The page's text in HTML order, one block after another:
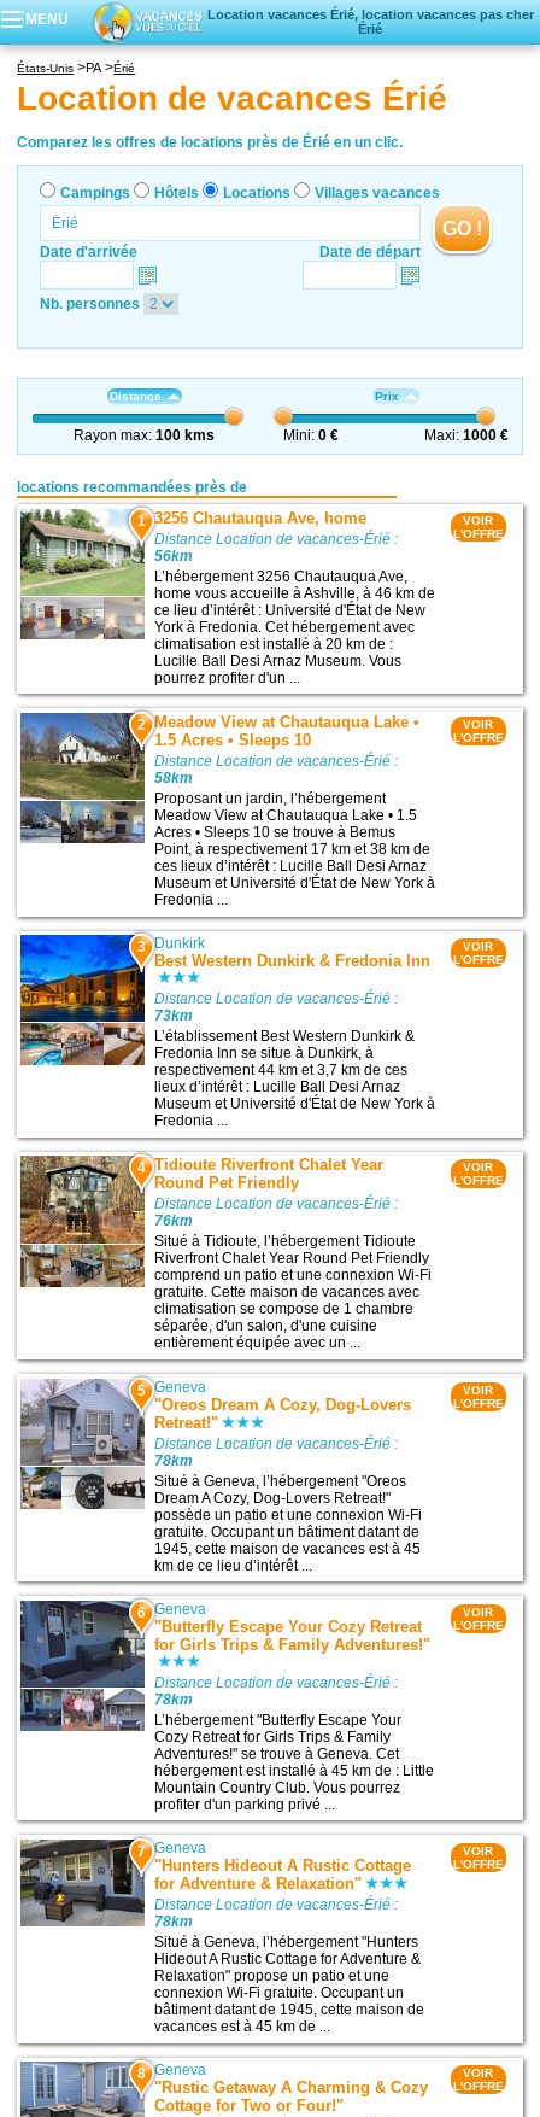
MENU
Location vacances Érié, location vacances pas cher
Érié
Locations vacances
Villages vacances
États-Unis PA Érié
Location de vacances Érié
Comparez les offres de locations près de Érié en un clic.
Campings Hôtels Locations Villages vacances
Date d'arrivée Date de départ
GO !
Nb. personnes
Distance
Rayon max:100 kms
Prix
Mini:0 € Maxi: 1000 €
locations recommandées près de
1 3256 Chautauqua Ave, home
Distance Location de vacances-Érié :
56km
L’hébergement 3256 Chautauqua Ave,
home vous accueille à Ashville, à 46 km de
ce lieu d’intérêt : Université d'État de New
York à Fredonia. Cet hébergement avec
climatisation est installé à 20 km de :
Lucille Ball Desi Arnaz Museum. Vous
pourrez profiter d'un ...
VOIR
L'OFFRE
2 Meadow View at Chautauqua Lake •
1.5 Acres • Sleeps 10
Distance Location de vacances-Érié :
58km
Proposant un jardin, l’hébergement
Meadow View at Chautauqua Lake • 1.5
Acres • Sleeps 10 se trouve à Bemus
Point, à respectivement 17 km et 38 km de
ces lieux d’intérêt : Lucille Ball Desi Arnaz
Museum et Université d'État de New York à
Fredonia ...
VOIR
L'OFFRE
3 Dunkirk
Best Western Dunkirk & Fredonia Inn
Distance Location de vacances-Érié :
73km
L’établissement Best Western Dunkirk &
Fredonia Inn se situe à Dunkirk, à
respectivement 44 km et 3,7 km de ces
lieux d’intérêt : Lucille Ball Desi Arnaz
Museum et Université d'État de New York à
Fredonia ...
VOIR
L'OFFRE
4 Tidioute Riverfront Chalet Year
Round Pet Friendly
Distance Location de vacances-Érié :
76km
Situé à Tidioute, l’hébergement Tidioute
Riverfront Chalet Year Round Pet Friendly
comprend un patio et une connexion Wi-Fi
gratuite. Cette maison de vacances avec
climatisation se compose de 1 chambre
séparée, d'un salon, d'une cuisine
entièrement équipée avec un ...
VOIR
L'OFFRE
5 Geneva
"Oreos Dream A Cozy, Dog-Lovers
Retreat!"
Distance Location de vacances-Érié :
78km
Situé à Geneva, l’hébergement "Oreos
Dream A Cozy, Dog-Lovers Retreat!"
possède un patio et une connexion Wi-Fi
gratuite. Occupant un bâtiment datant de
1945, cette maison de vacances est à 45
km de ce lieu d’intérêt ...
VOIR
L'OFFRE
6 Geneva
"Butterfly Escape Your Cozy Retreat
for Girls Trips & Family Adventures!"
Distance Location de vacances-Érié :
78km
L’hébergement "Butterfly Escape Your
Cozy Retreat for Girls Trips & Family
Adventures!" se trouve à Geneva. Cet
hébergement est installé à 45 km de : Little
Mountain Country Club. Vous pourrez
profiter d'un parking privé ...
VOIR
L'OFFRE
7 Geneva
"Hunters Hideout A Rustic Cottage
for Adventure & Relaxation"
Distance Location de vacances-Érié :
78km
Situé à Geneva, l’hébergement "Hunters
Hideout A Rustic Cottage for Adventure &
Relaxation" propose un patio et une
connexion Wi-Fi gratuite. Occupant un
bâtiment datant de 1945, cette maison de
vacances est à 45 km de ...
VOIR
L'OFFRE
8 Geneva
"Rustic Getaway A Charming & Cozy
Cottage for Two or Four!"
VOIR
L'OFFRE